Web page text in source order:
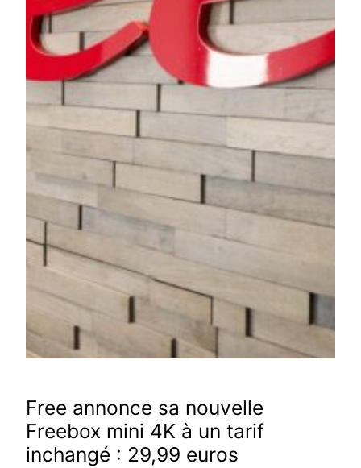
Free annonce sa nouvelle
Freebox mini 4K à un tarif
inchangé : 29,99 euros